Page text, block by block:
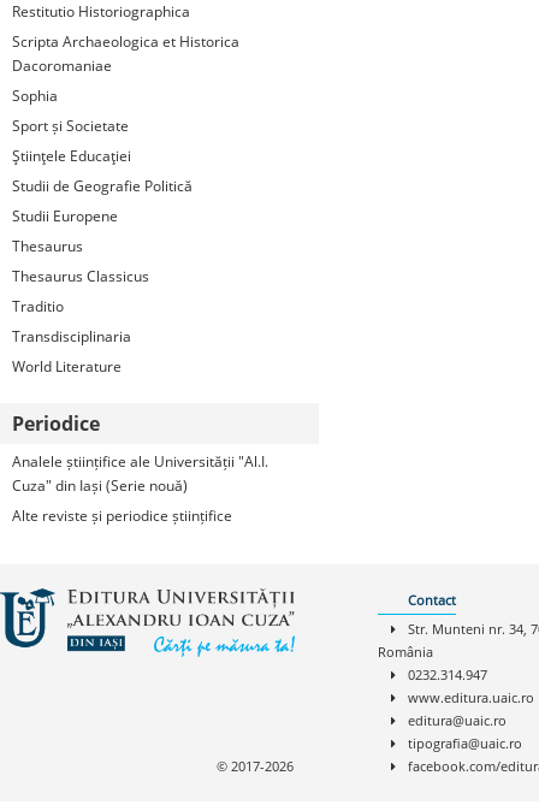
Restitutio Historiographica
Scripta Archaeologica et Historica
Dacoromaniae
Sophia
Sport și Societate
Ştiinţele Educaţiei
Studii de Geografie Politică
Studii Europene
Thesaurus
Thesaurus Classicus
Traditio
Transdisciplinaria
World Literature
Periodice
Analele științifice ale Universității "Al.I.
Cuza" din Iași (Serie nouă)
Alte reviste și periodice științifice
Contact
Str. Munteni nr. 34,
România
0232.314.947
www.editura.uaic.ro
editura@uaic.ro
tipografia@uaic.ro
facebook.com/
© 2017-2026